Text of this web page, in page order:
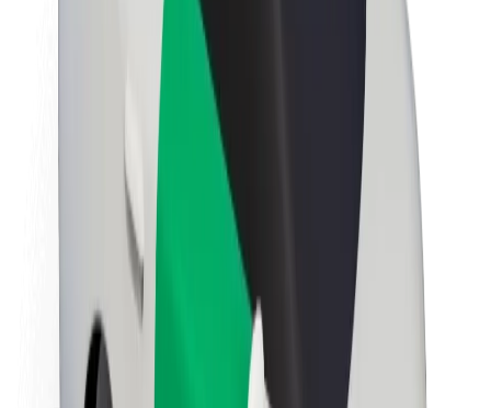
Održivost uz Bolt
Projekt nula
Smjernice za brend
Misija
Odnosi s investitorima
Vodstvo
Brend
Mediji
Urban Fund